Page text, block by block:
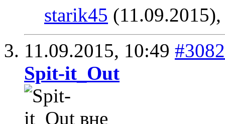
starik45
11.09.2015, 10:49 #3082
Spit-it_Out